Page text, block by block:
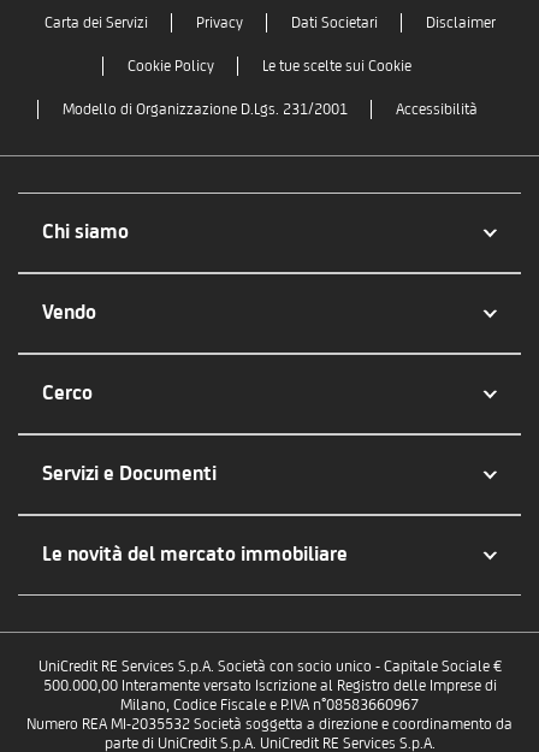
Carta dei Servizi Privacy Dati Societari Disclaimer
Cookie Policy Le tue scelte sui Cookie
Modello di Organizzazione D.Lgs. 231/2001 Accessibilità
Chi siamo
Vendo
Cerco
Servizi e Documenti
Le novità del mercato immobiliare
UniCredit RE Services S.p.A. Società con socio unico - Capitale Sociale €
500.000,00 Interamente versato Iscrizione al Registro delle Imprese di
Milano, Codice Fiscale e P.IVA n°08583660967
Numero REA MI-2035532 Società soggetta a direzione e coordinamento da
parte di UniCredit S.p.A. UniCredit RE Services S.p.A.